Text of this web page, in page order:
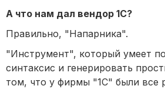
А что нам дал вендор 1С?
Правильно, "Напарника".
"Инструмент", который умеет
синтаксис и генерировать
том, что у фирмы "1С" были все